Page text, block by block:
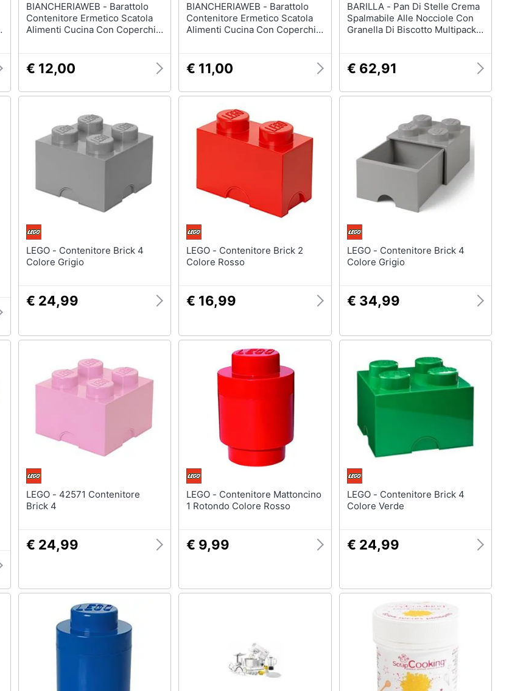
BIANCHERIAWEB - Barattolo
Contenitore Ermetico Scatola
Alimenti Cucina Con Coperchio
€ 12,00
BIANCHERIAWEB - Barattolo
Contenitore Ermetico Scatola
Alimenti Cucina Con Coperchio
€ 11,00
BARILLA - Pan Di Stelle Crema
Spalmabile Alle Nocciole Con
Granella Di Biscotto Multipack
€ 62,91
LEGO - Contenitore Brick 4
Colore Grigio
€ 24,99
LEGO - Contenitore Brick 2
Colore Rosso
€ 16,99
LEGO - Contenitore Brick 4
Colore Grigio
€ 34,99
LEGO - 42571 Contenitore
Brick 4
€ 24,99
LEGO - Contenitore Mattoncino
1 Rotondo Colore Rosso
€ 9,99
LEGO - Contenitore Brick 4
Colore Verde
€ 24,99